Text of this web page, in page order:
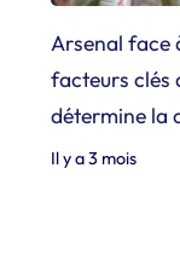
Arsenal face
facteurs clés
détermine la
Il y a 3 mois